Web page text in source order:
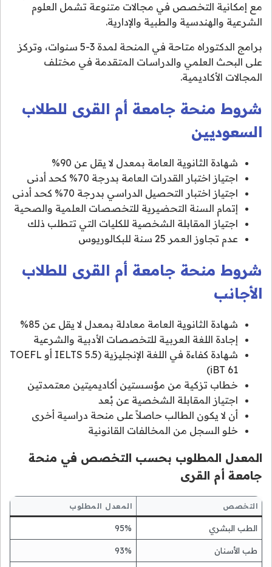
مع إمكانية التخصص في مجالات متنوعة تشمل العلوم
الشرعية والهندسية والطبية والإدارية.
برامج الدكتوراه متاحة في المنحة لمدة 3-5 سنوات، وتركز
على البحث العلمي والدراسات المتقدمة في مختلف
المجالات الأكاديمية.
شروط منحة جامعة أم القرى للطلاب
السعوديين
شهادة الثانوية العامة بمعدل لا يقل عن 90%
اجتياز اختبار القدرات العامة بدرجة 70% كحد أدنى
اجتياز اختبار التحصيل الدراسي بدرجة 70% كحد أدنى
إتمام السنة التحضيرية للتخصصات العلمية والصحية
اجتياز المقابلة الشخصية للكليات التي تتطلب ذلك
عدم تجاوز العمر 25 سنة للبكالوريوس
شروط منحة جامعة أم القرى للطلاب
الأجانب
شهادة الثانوية العامة معادلة بمعدل لا يقل عن 85%
إجادة اللغة العربية للتخصصات الأدبية والشرعية
شهادة كفاءة في اللغة الإنجليزية (IELTS 5.5 أو TOEFL
iBT 61)
خطاب تزكية من مؤسستين أكاديميتين معتمدتين
اجتياز المقابلة الشخصية عن بُعد
أن لا يكون الطالب حاصلاً على منحة دراسية أخرى
خلو السجل من المخالفات القانونية
المعدل المطلوب بحسب التخصص في منحة
جامعة أم القرى
التخصص المعدل المطلوب
الطب البشري 95%
طب الأسنان 93%